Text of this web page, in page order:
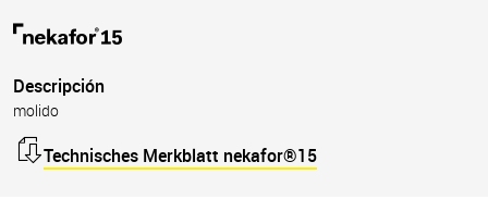
Descripción
molido
Technisches Merkblatt nekafor®15